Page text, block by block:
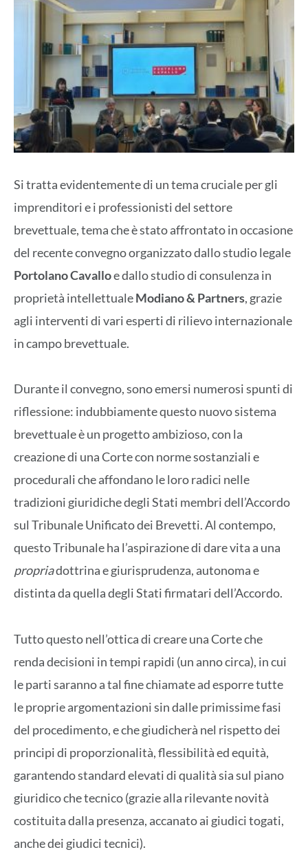
Si tratta evidentemente di un tema cruciale per gli
imprenditori e i professionisti del settore
brevettuale, tema che è stato affrontato in occasione
del recente convegno organizzato dallo studio legale
Portolano Cavalloe dallo studio di consulenza in
proprietà intellettualeModiano & Partners, grazie
agli interventi di vari esperti di rilievo internazionale
in campo brevettuale.
Durante il convegno, sono emersi numerosi spunti di
riflessione: indubbiamente questo nuovo sistema
brevettuale è un progetto ambizioso, con la
creazione di una Corte con norme sostanziali e
procedurali che affondano le loro radici nelle
tradizioni giuridiche degli Stati membri dell’Accordo
sul Tribunale Unificato dei Brevetti. Al contempo,
questo Tribunale ha l’aspirazione di dare vita a una
propriadottrina e giurisprudenza, autonoma e
distinta da quella degli Stati firmatari dell’Accordo.
Tutto questo nell’ottica di creare una Corte che
renda decisioni in tempi rapidi (un anno circa), in cui
le parti saranno a tal fine chiamate ad esporre tutte
le proprie argomentazioni sin dalle primissime fasi
del procedimento, e che giudicherà nel rispetto dei
principi di proporzionalità, flessibilità ed equità,
garantendo standard elevati di qualità sia sul piano
giuridico che tecnico (grazie alla rilevante novità
costituita dalla presenza, accanato ai giudici togati,
anche dei giudici tecnici).